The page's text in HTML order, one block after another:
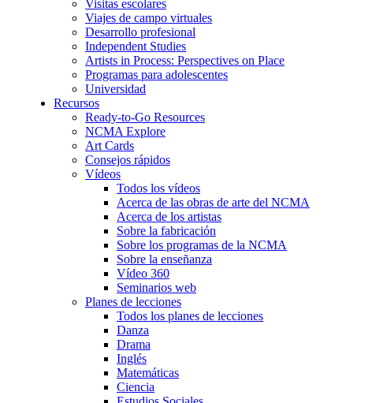
Visitas escolares
Viajes de campo virtuales
Desarrollo profesional
Independent Studies
Artists in Process: Perspectives on Place
Programas para adolescentes
Universidad
Recursos
Ready-to-Go Resources
NCMA Explore
Art Cards
Consejos rápidos
Vídeos
Todos los vídeos
Acerca de las obras de arte del NCMA
Acerca de los artistas
Sobre la fabricación
Sobre los programas de la NCMA
Sobre la enseñanza
Vídeo 360
Seminarios web
Planes de lecciones
Todos los planes de lecciones
Danza
Drama
Inglés
Matemáticas
Ciencia